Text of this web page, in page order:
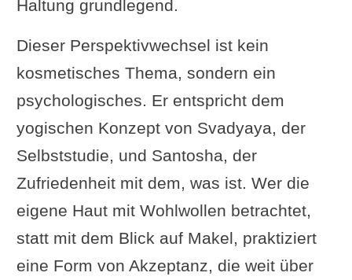
Haltung grundlegend.
Dieser Perspektivwechsel ist kein
kosmetisches Thema, sondern ein
psychologisches. Er entspricht dem
yogischen Konzept von Svadyaya, der
Selbststudie, und Santosha, der
Zufriedenheit mit dem, was ist. Wer die
eigene Haut mit Wohlwollen betrachtet,
statt mit dem Blick auf Makel, praktiziert
eine Form von Akzeptanz, die weit über